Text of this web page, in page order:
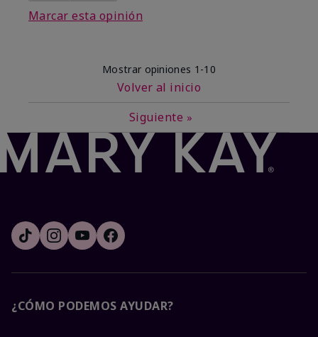
Marcar esta opinión
Mostrar opiniones 1-10
Volver al inicio
Siguiente »
¿CÓMO PODEMOS AYUDAR?